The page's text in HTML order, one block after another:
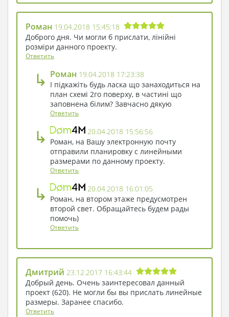
Роман 19.04.2018 15:45:18
Доброго дня. Чи могли б прислати, лінійні
розміри данного проекту.
Ответить
↳ Роман 19.04.2018 17:23:38
І підкажіть будь ласка що занаходиться на
план схемі 2го поверху, в частині що
заповнена білим? Завчасно дякую
Ответить
↳
20.04.2018 15:56:56
Роман, на Вашу электронную почту
отправили планировку с линейными
размерами по данному проекту.
Ответить
↳
20.04.2018 16:01:05
Роман, на втором этаже предусмотрен
второй свет. Обращайтесь будем рады
помочь)
Ответить
Дмитрий 23.12.2017 16:43:44
Добрый день. Очень заинтересовал данный
проект (620). Не могли бы вы прислать линейные
размеры. Заранее спасибо.
Ответить